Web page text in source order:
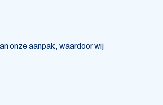
onze aanpak, waardoor wij